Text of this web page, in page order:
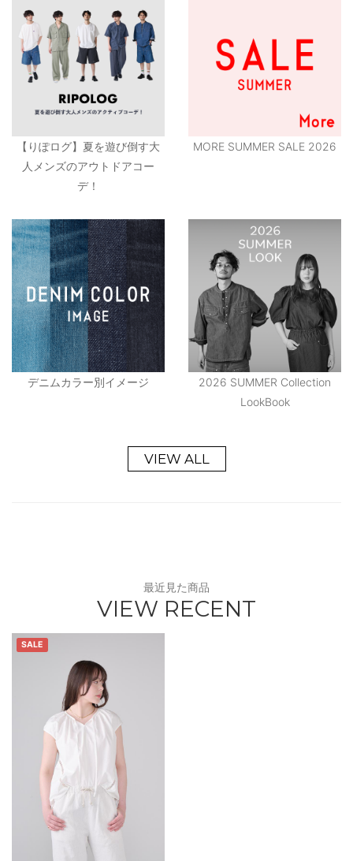
【りぽログ】夏を遊び倒す大
人メンズのアウトドアコー
デ！
MORE SUMMER SALE 2026
デニムカラー別イメージ
2026 SUMMER Collection
LookBook
VIEW ALL
最近見た商品
VIEW RECENT
SALE